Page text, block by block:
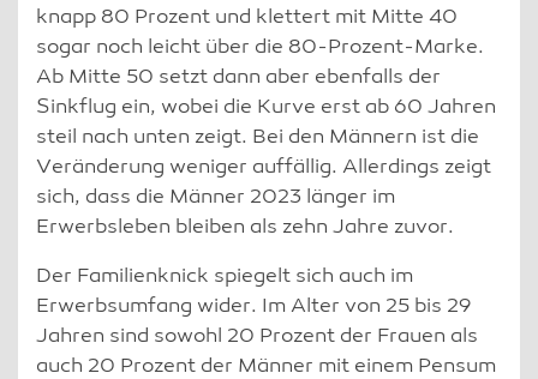
knapp 80 Prozent und klettert mit Mitte 40
sogar noch leicht über die 80-Prozent-Marke.
Ab Mitte 50 setzt dann aber ebenfalls der
Sinkflug ein, wobei die Kurve erst ab 60 Jahren
steil nach unten zeigt. Bei den Männern ist die
Veränderung weniger auffällig. Allerdings zeigt
sich, dass die Männer 2023 länger im
Erwerbsleben bleiben als zehn Jahre zuvor.
Der Familienknick spiegelt sich auch im
Erwerbsumfang wider. Im Alter von 25 bis 29
Jahren sind sowohl 20 Prozent der Frauen als
auch 20 Prozent der Männer mit einem Pensum